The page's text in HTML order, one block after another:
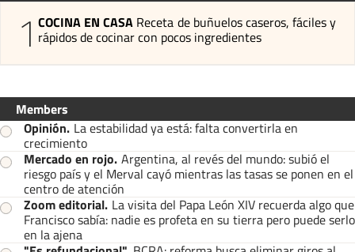
1 COCINA EN CASA Receta de buñuelos caseros, fáciles y
rápidos de cocinar con pocos ingredientes
Members
Opinión. La estabilidad ya está: falta convertirla en
crecimiento
Mercado en rojo. Argentina, al revés del mundo: subió el
riesgo país y el Merval cayó mientras las tasas se ponen en el
centro de atención
Zoom editorial. La visita del Papa León XIV recuerda algo que
Francisco sabía: nadie es profeta en su tierra pero puede serlo
en la ajena